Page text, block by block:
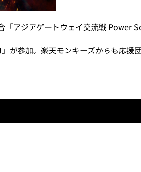
アジアゲートウェイ交流戦 Power
が参加。楽天モンキーズからも応援